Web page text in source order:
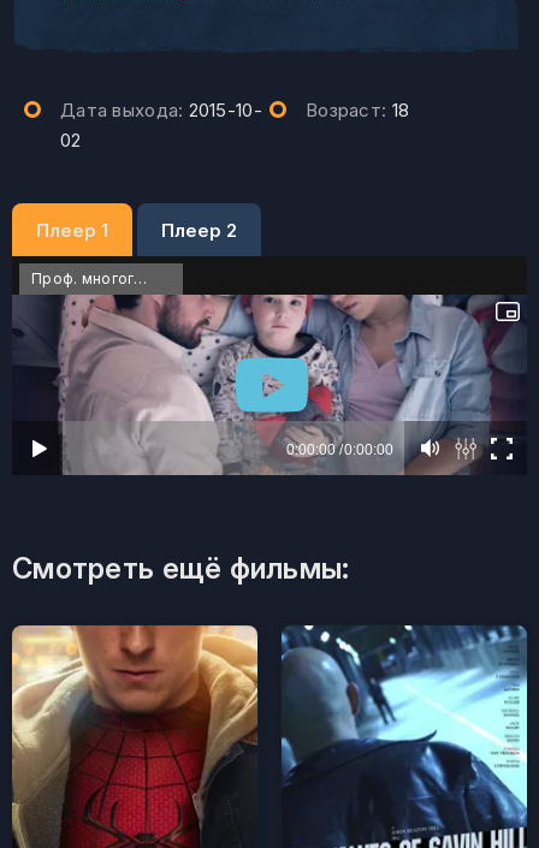
Дата выхода: 2015-10-
02
Возраст: 18
Плеер 1 Плеер 2
Проф. многоголосый
Смотреть ещё фильмы: